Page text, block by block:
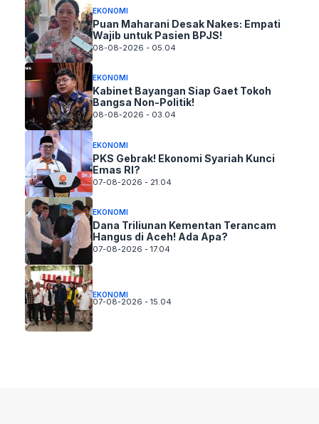
EKONOMI
Puan Maharani Desak Nakes: Empati
Wajib untuk Pasien BPJS!
08-08-2026 - 05.04
EKONOMI
Kabinet Bayangan Siap Gaet Tokoh
Bangsa Non-Politik!
08-08-2026 - 03.04
EKONOMI
PKS Gebrak! Ekonomi Syariah Kunci
Emas RI?
07-08-2026 - 21.04
EKONOMI
Dana Triliunan Kementan Terancam
Hangus di Aceh! Ada Apa?
07-08-2026 - 17.04
EKONOMI
07-08-2026 - 15.04